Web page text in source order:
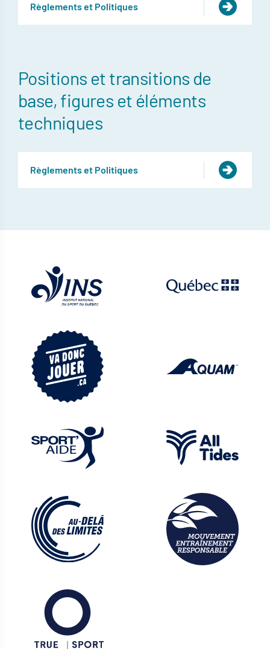
Règlements et Politiques
Positions et transitions de
base, figures et éléments
techniques
Règlements et Politiques